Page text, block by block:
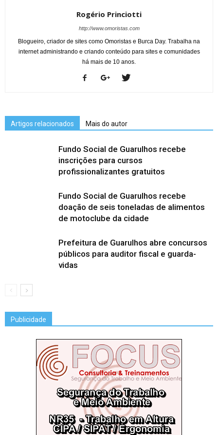
Rogério Princiotti
http://www.omoristas.com
Blogueiro, criador de sites como Omoristas e Burca Day. Trabalha na
internet administrando e criando conteúdo para sites e comunidades
há mais de 10 anos.
Artigos relacionados Mais do autor
Fundo Social de Guarulhos recebe
inscrições para cursos
profissionalizantes gratuitos
Fundo Social de Guarulhos recebe
doação de seis toneladas de alimentos
de motoclube da cidade
Prefeitura de Guarulhos abre concursos
públicos para auditor fiscal e guarda-
vidas
Publicidade